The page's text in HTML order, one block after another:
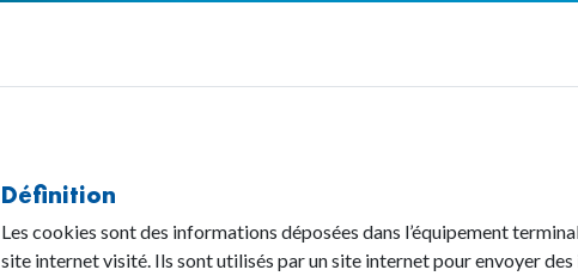
Définition
Les cookies sont des informations déposées dans l’équipement
site internet visité. Ils sont utilisés par un site internet pour envoyer